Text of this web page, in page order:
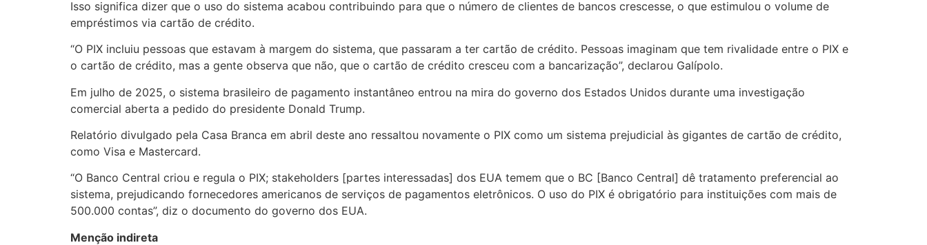
Isso significa dizer que o uso do sistema acabou contribuindo para que o número de clientes de bancos crescesse, o que estimulou o volume de
empréstimos via cartão de crédito.
“O PIX incluiu pessoas que estavam à margem do sistema, que passaram a ter cartão de crédito. Pessoas imaginam que tem rivalidade entre o PIX e
o cartão de crédito, mas a gente observa que não, que o cartão de crédito cresceu com a bancarização”, declarou Galípolo.
Em julho de 2025, o sistema brasileiro de pagamento instantâneo entrou na mira do governo dos Estados Unidos durante uma investigação
comercial aberta a pedido do presidente Donald Trump.
Relatório divulgado pela Casa Branca em abril deste ano ressaltou novamente o PIX como um sistema prejudicial às gigantes de cartão de crédito,
como Visa e Mastercard.
“O Banco Central criou e regula o PIX; stakeholders [partes interessadas] dos EUA temem que o BC [Banco Central] dê tratamento preferencial ao
sistema, prejudicando fornecedores americanos de serviços de pagamentos eletrônicos. O uso do PIX é obrigatório para instituições com mais de
500.000 contas”, diz o documento do governo dos EUA.
Menção indireta